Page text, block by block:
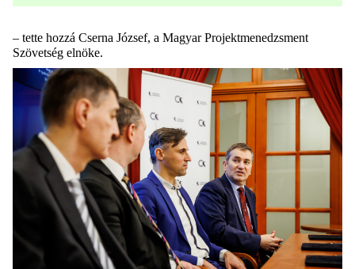
– tette hozzá Cserna József, a Magyar Projektmenedzsment
Szövetség elnöke.